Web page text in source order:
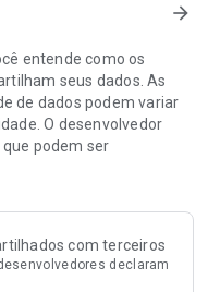
arrow_forward
entende como os
seus dados. As
de dados podem variar
O desenvolvedor
podem ser
com terceiros
declaram